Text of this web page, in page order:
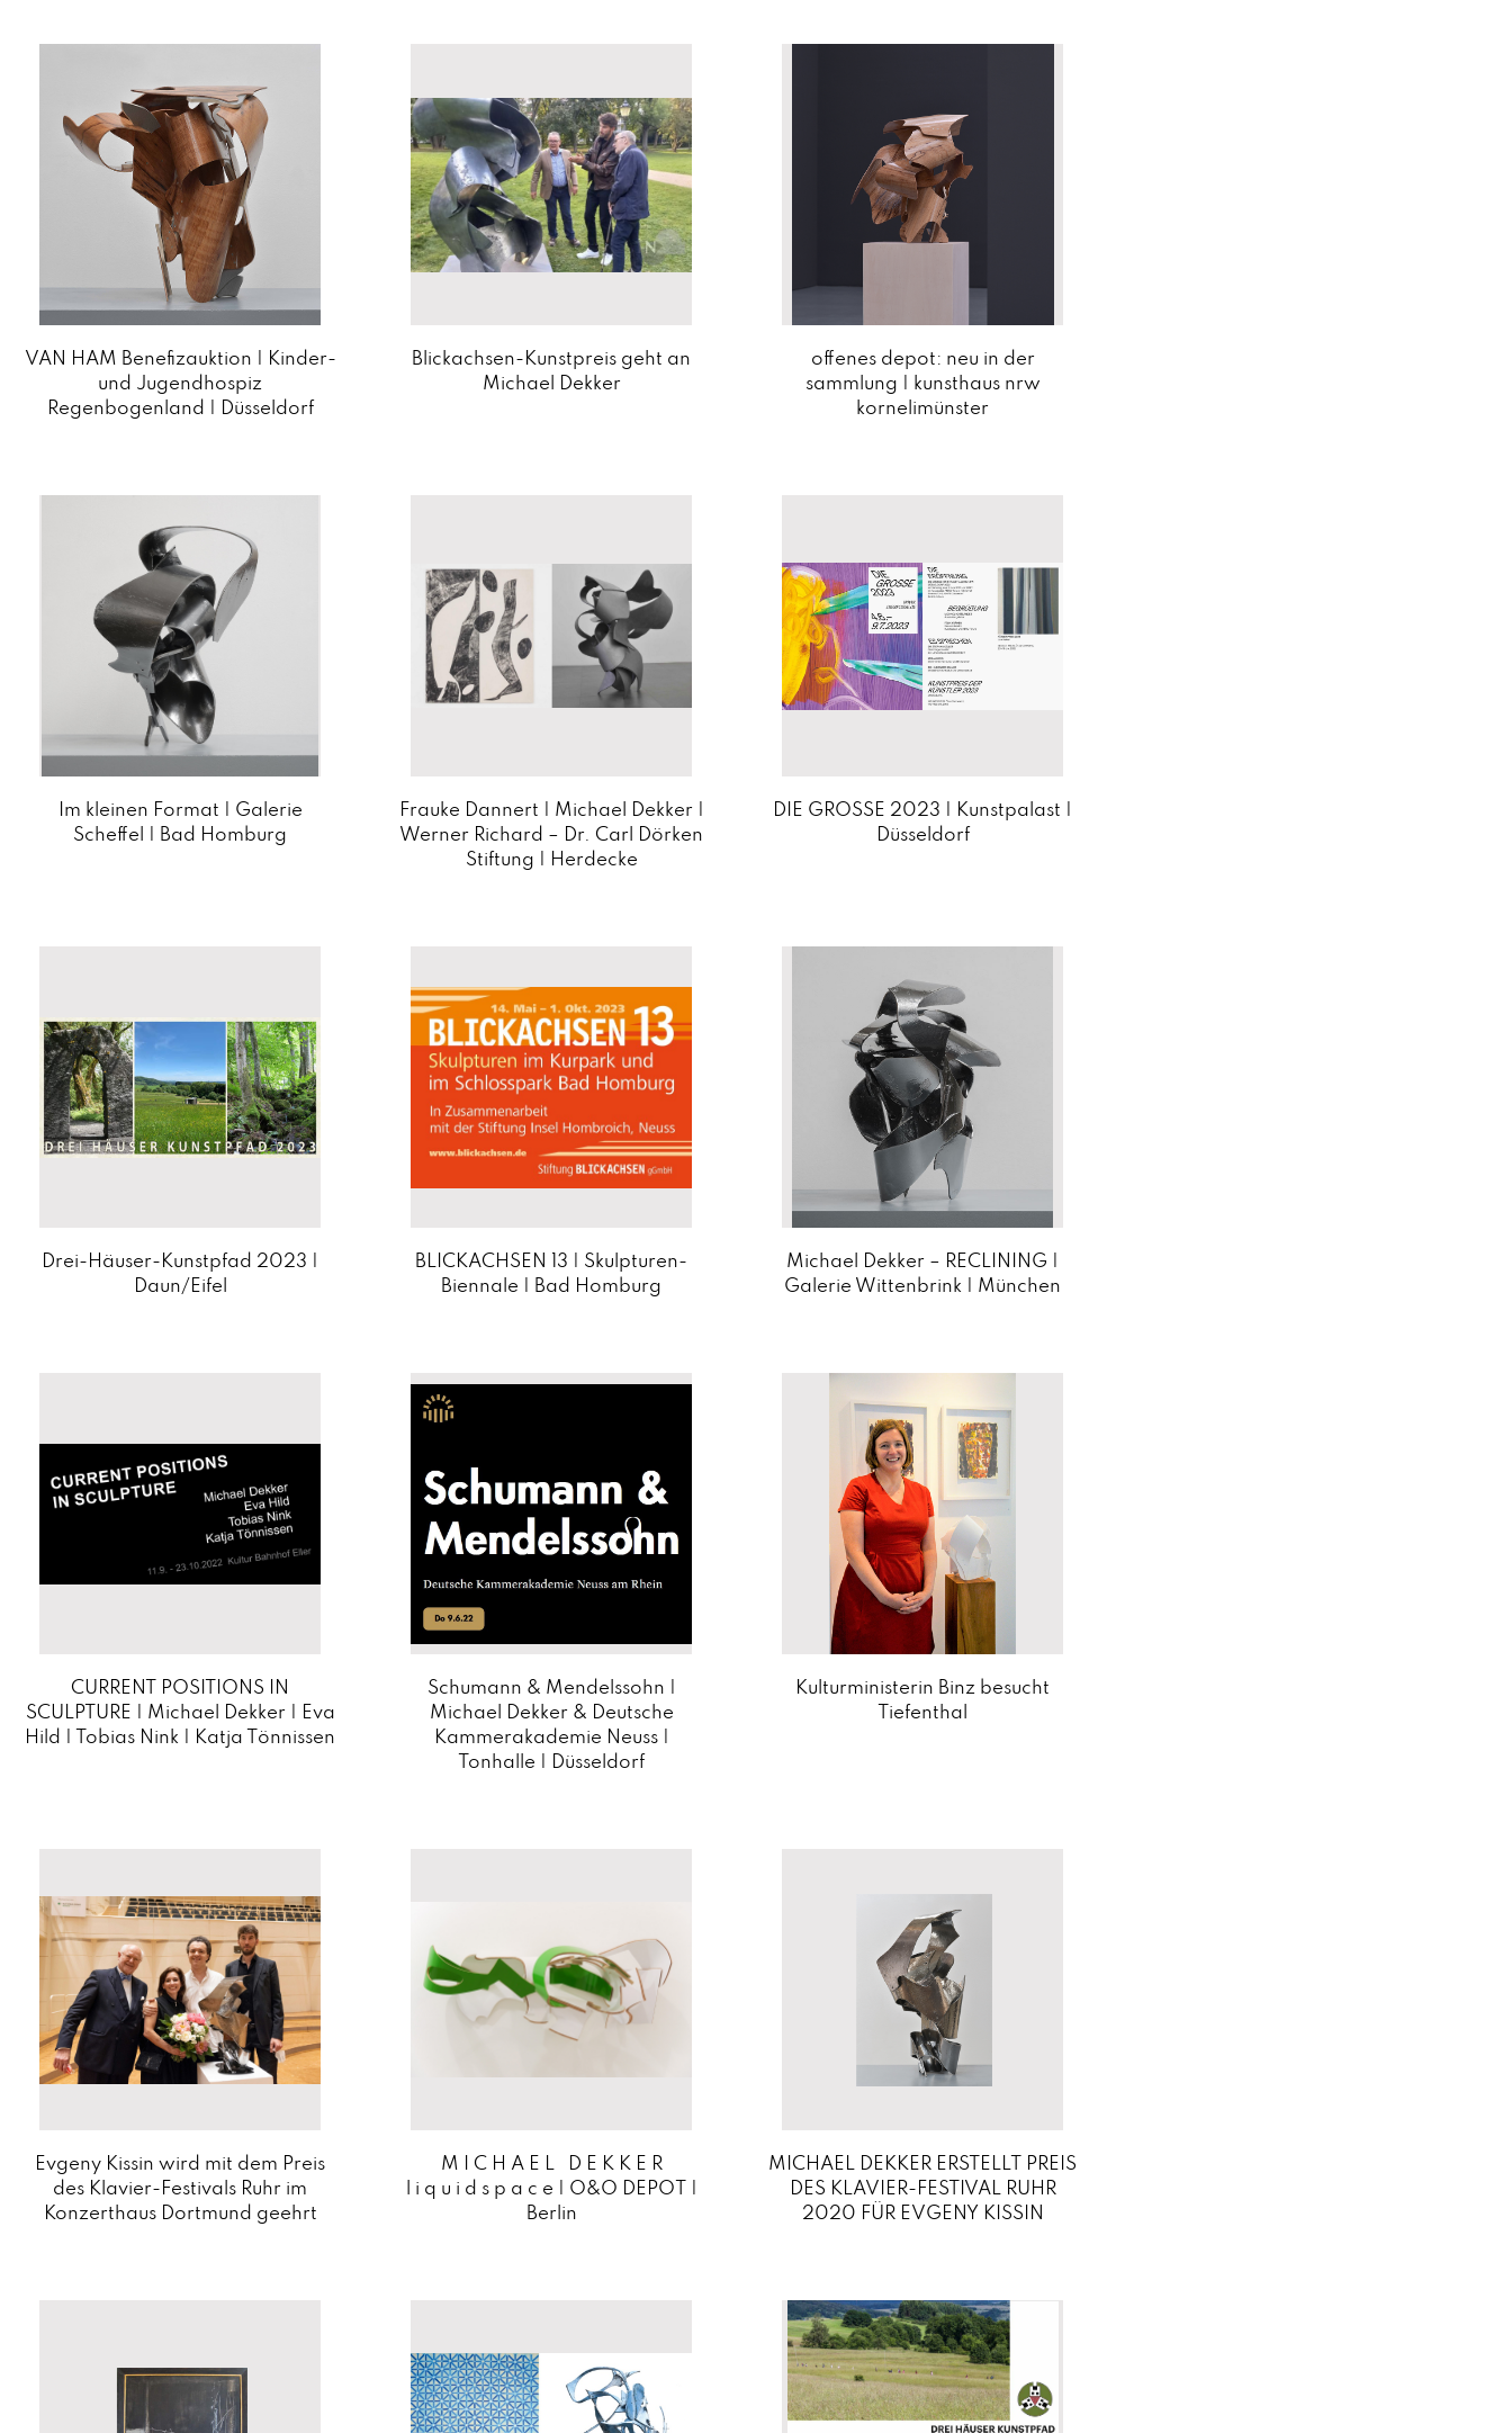
VAN HAM Benefizauktion | Kinder-
und Jugendhospiz
Regenbogenland | Düsseldorf
Blickachsen-Kunstpreis geht an
Michael Dekker
offenes depot: neu in der
sammlung | kunsthaus nrw
kornelimünster
Im kleinen Format | Galerie
Scheffel | Bad Homburg
Frauke Dannert | Michael Dekker |
Werner Richard – Dr. Carl Dörken
Stiftung | Herdecke
DIE GROSSE 2023 | Kunstpalast |
Düsseldorf
Drei-Häuser-Kunstpfad 2023 |
Daun/Eifel
BLICKACHSEN 13 | Skulpturen-
Biennale | Bad Homburg
Michael Dekker – RECLINING |
Galerie Wittenbrink | München
CURRENT POSITIONS IN
SCULPTURE | Michael Dekker | Eva
Hild | Tobias Nink | Katja Tönnissen
Schumann & Mendelssohn |
Michael Dekker & Deutsche
Kammerakademie Neuss |
Tonhalle | Düsseldorf
Kulturministerin Binz besucht
Tiefenthal
Evgeny Kissin wird mit dem Preis
des Klavier-Festivals Ruhr im
Konzerthaus Dortmund geehrt
M I C H A E L D E K K E R
l i q u i d s p a c e | O&O DEPOT |
Berlin
MICHAEL DEKKER ERSTELLT PREIS
DES KLAVIER-FESTIVAL RUHR
2020 FÜR EVGENY KISSIN